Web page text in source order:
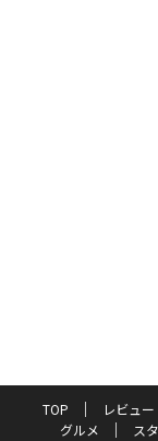
TOP レビュー
グルメ
ス